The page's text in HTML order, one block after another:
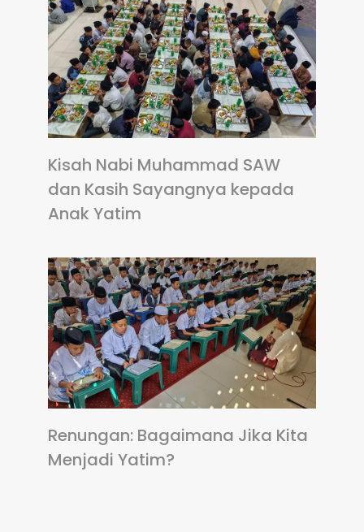
Kisah Nabi Muhammad SAW
dan Kasih Sayangnya kepada
Anak Yatim
Renungan: Bagaimana Jika Kita
Menjadi Yatim?